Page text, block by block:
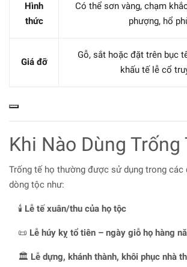
Hình
thức
Có thể sơn vàng, chạm
phượng, hổ
Giá đỡ
Gỗ, sắt hoặc đặt trên bục
khấu tế lễ cổ
Khi Nào Dùng Trống
Trống tế họ thường được sử dụng trong các
dòng tộc như:
🕯️ Lễ tế xuân/thu của họ tộc
📜 Lễ húy kỵ tổ tiên – ngày giỗ họ hàng
🏛️ Lễ dựng, khánh thành, khôi phục nhà